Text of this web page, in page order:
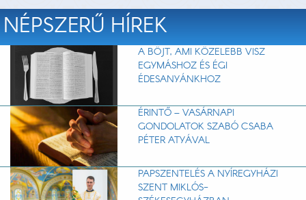
NÉPSZERŰ HÍREK
A BÖJT, AMI KÖZELEBB VISZ
EGYMÁSHOZ ÉS ÉGI
ÉDESANYÁNKHOZ
ÉRINTŐ – VASÁRNAPI
GONDOLATOK SZABÓ CSABA
PÉTER ATYÁVAL
PAPSZENTELÉS A NYÍREGYHÁZI
SZENT MIKLÓS-